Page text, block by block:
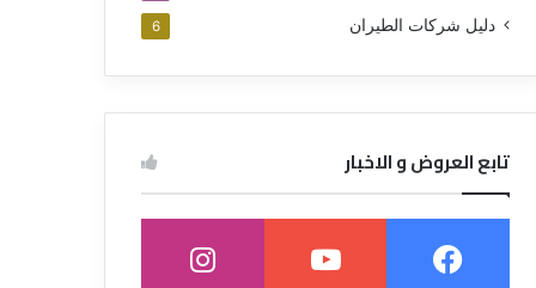
دليل شركات الطيران 6
تابع العروض و الاخبار